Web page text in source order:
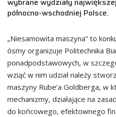
północno-wschodniej Polsce.
„Niesamowita maszyna” to
ósmy organizuje Politechnika
ponadpodstawowych, w
wziąć w nim udział należy
maszyny Rube’a Goldberga, w
mechanizmy, działające na
do końcowego, efektownego